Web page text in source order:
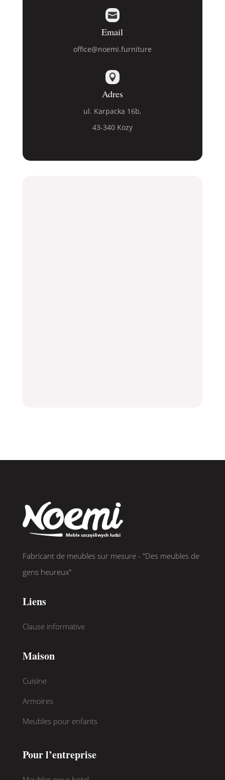

Email
office@noemi.furniture

Adres
ul. Karpacka 16b,
43-340 Kozy
Fabricant de meubles sur mesure - "Des meubles de
gens heureux"
Liens
Clause informative
Maison
Cuisine
Armoires
Meubles pour enfants
Pour l’entreprise